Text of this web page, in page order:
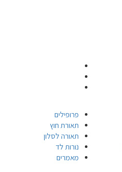
פרופילים
תאורת חוץ
תאורה לסלון
נורות לד
מאמרים